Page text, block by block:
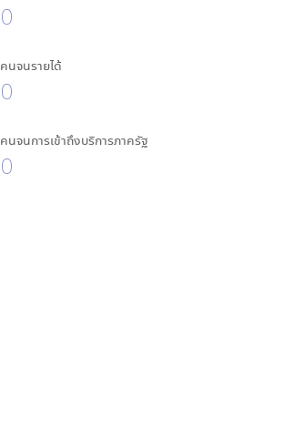
0
คนจนรายได้
0
คนจนการเข้าถึงบริการภาครัฐ
0